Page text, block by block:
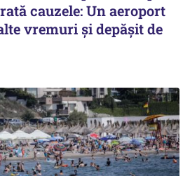
cauzele: Un aeroport
vremuri și depășit de